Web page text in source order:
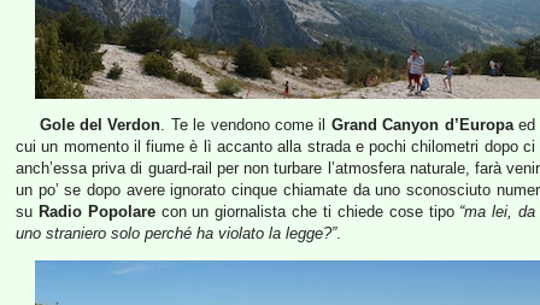
Gole del Verdon. Te le vendono come il Grand Canyon d’Europaed
cui un momento il fiume è lì accanto alla strada e pochi chilometri dopo
anch’essa priva di guard-rail per non turbare l’atmosfera naturale, farà
un po’ se dopo avere ignorato cinque chiamate da uno sconosciuto
su Radio Popolarecon un giornalista che ti chiede cose tipo “ma lei,
uno straniero solo perché ha violato la legge?”.